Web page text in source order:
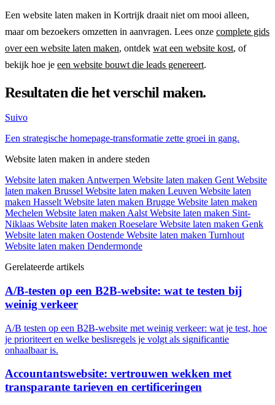
Een website laten maken in Kortrijk draait niet om mooi alleen,
maar om bezoekers omzetten in aanvragen. Lees onze complete gids
over een website laten maken, ontdek wat een website kost, of
bekijk hoe je een website bouwt die leads genereert.
Resultaten die het verschil maken.
Suivo
Een strategische homepage-transformatie zette groei in gang.
Website laten maken in andere steden
Website laten maken Antwerpen Website laten maken Gent Website
laten maken Brussel Website laten maken Leuven Website laten
maken Hasselt Website laten maken Brugge Website laten maken
Mechelen Website laten maken Aalst Website laten maken Sint-
Niklaas Website laten maken Roeselare Website laten maken Genk
Website laten maken Oostende Website laten maken Turnhout
Website laten maken Dendermonde
Gerelateerde artikels
A/B-testen op een B2B-website: wat te testen bij
weinig verkeer
A/B testen op een B2B-website met weinig verkeer: wat je test, hoe
je prioriteert en welke beslisregels je volgt als significantie
onhaalbaar is.
Accountantswebsite: vertrouwen wekken met
transparante tarieven en certificeringen